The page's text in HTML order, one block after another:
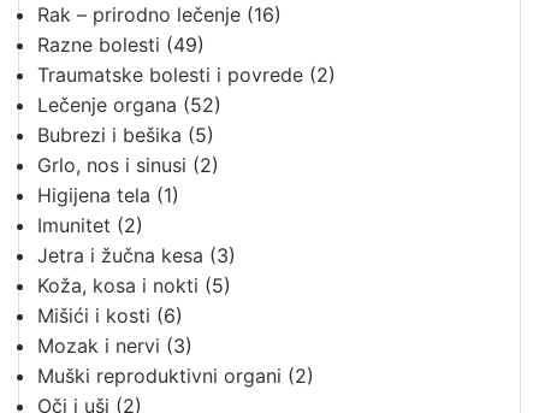
Rak – prirodno lečenje (16)
Razne bolesti (49)
Traumatske bolesti i povrede (2)
Lečenje organa (52)
Bubrezi i bešika (5)
Grlo, nos i sinusi (2)
Higijena tela (1)
Imunitet (2)
Jetra i žučna kesa (3)
Koža, kosa i nokti (5)
Mišići i kosti (6)
Mozak i nervi (3)
Muški reproduktivni organi (2)
Oči i uši (2)